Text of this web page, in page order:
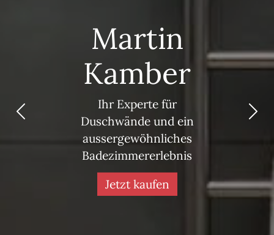
Martin
Kamber
Ihr Experte für
Duschwände und ein
aussergewöhnliches
Badezimmererlebnis
Jetzt kaufen
Vorherige